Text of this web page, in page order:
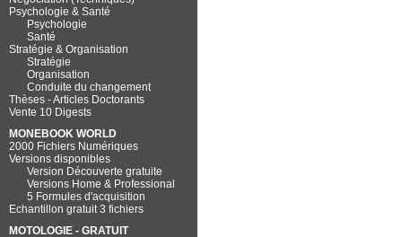
Psychologie & Santé
Psychologie
Santé
Stratégie & Organisation
Stratégie
Organisation
Conduite du changement
Thèses - Articles Doctorants
Vente 10 Digests
MONEBOOK WORLD
2000 Fichiers Numériques
Versions disponibles
Version Découverte gratuite
Versions Home & Professional
5 Formules d'acquisition
Echantillon gratuit 3 fichiers
MOTOLOGIE - GRATUIT